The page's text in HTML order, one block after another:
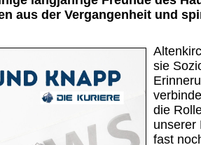
aus der Vergangenheit und
sie
die
unserer
fast